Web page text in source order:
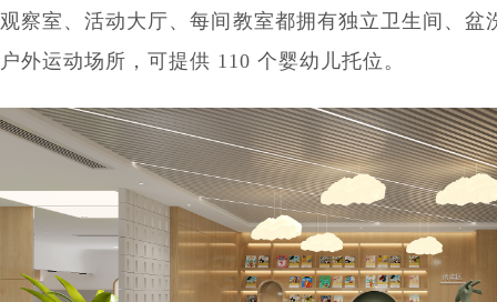
观察室、活动大厅、每间教室都拥有独立卫生间、盆
户外运动场所，可提供 110 个婴幼儿托位。